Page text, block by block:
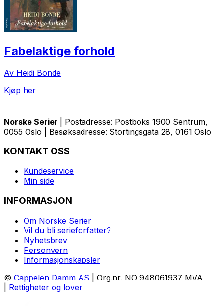
Fabelaktige forhold
Av Heidi Bonde
Kjøp her
Norske Serier
| Postadresse: Postboks 1900 Sentrum,
0055 Oslo | Besøksadresse: Stortingsgata 28, 0161 Oslo
KONTAKT OSS
Kundeservice
Min side
INFORMASJON
Om Norske Serier
Vil du bli serieforfatter?
Nyhetsbrev
Personvern
Informasjonskapsler
© Cappelen Damm AS | Org.nr. NO 948061937 MVA
Rettigheter og lover